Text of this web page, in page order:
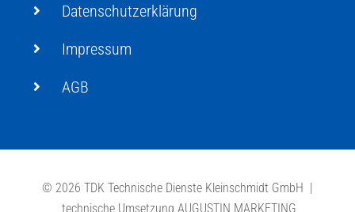
Datenschutzerklärung
Impressum
AGB
© 2026 TDK Technische Dienste Kleinschmidt GmbH |
technische Umsetzung AUGUSTIN MARKETING